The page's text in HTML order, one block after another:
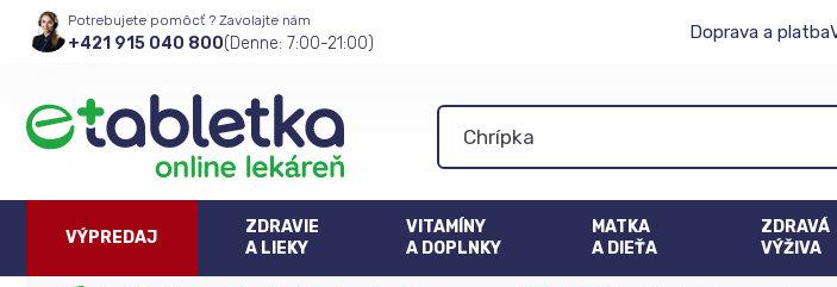
Potrebujete pomôcť ? Zavolajte nám
+421 915 040 800(Denne: 7:00-21:00)
Doprava a platba
VÝPREDAJ
ZDRAVIE
A LIEKY
VITAMÍNY
A DOPLNKY
MATKA
A DIEŤA
ZDRAVÁ
VÝŽIVA